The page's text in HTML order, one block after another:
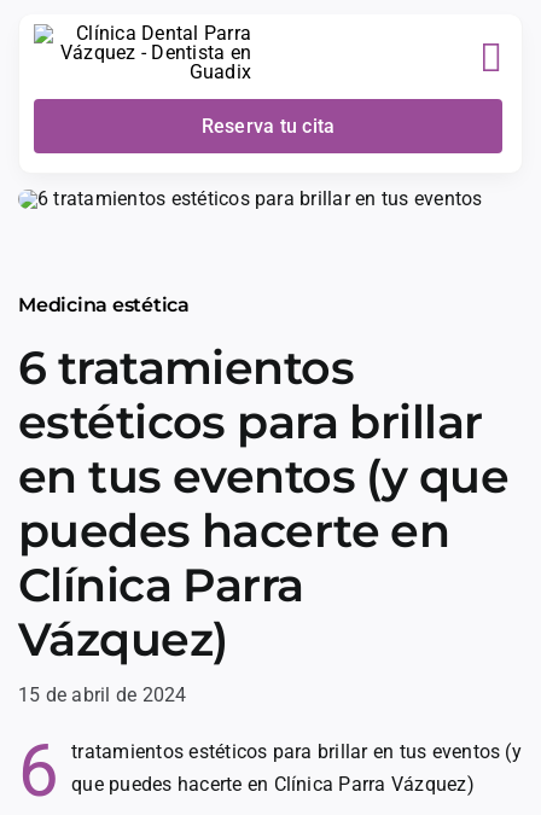
Reserva tu cita
Medicina estética
6 tratamientos
estéticos para brillar
en tus eventos (y que
puedes hacerte en
Clínica Parra
Vázquez)
15 de abril de 2024
6
tratamientos estéticos para brillar en tus eventos (y
que puedes hacerte en Clínica Parra Vázquez)